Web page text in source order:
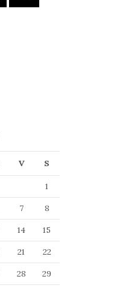
V S
1
7
8
14
15
21
22
28
29